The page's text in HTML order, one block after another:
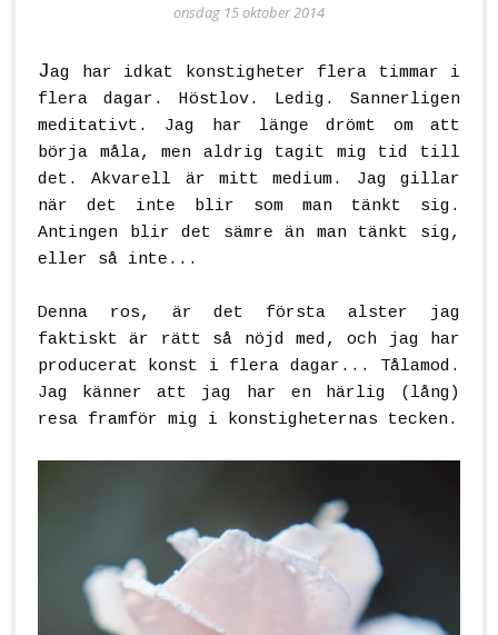
onsdag 15 oktober 2014
Jag har idkat konstigheter flera timmar i
flera dagar. Höstlov. Ledig. Sannerligen
meditativt. Jag har länge drömt om att
börja måla, men aldrig tagit mig tid till
det. Akvarell är mitt medium. Jag gillar
när det inte blir som man tänkt sig.
Antingen blir det sämre än man tänkt sig,
eller så inte...
Denna ros, är det första alster jag
faktiskt är rätt så nöjd med, och jag har
producerat konst i flera dagar... Tålamod.
Jag känner att jag har en härlig (lång)
resa framför mig i konstigheternas tecken.